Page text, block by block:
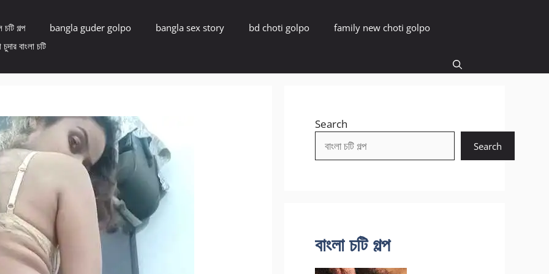
চটি গল্প bangla guder golpo bangla sex story bd choti golpo
family new choti golpo
চুদার বাংলা চটি
Search
Search
বাংলা চটি গল্প